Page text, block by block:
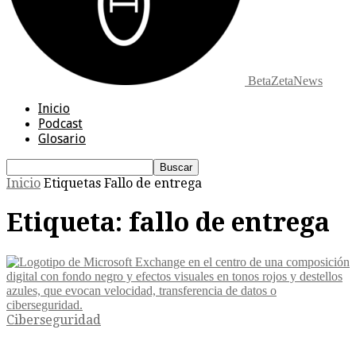
BetaZetaNews
Inicio
Podcast
Glosario
Inicio Etiquetas Fallo de entrega
Etiqueta: fallo de entrega
Ciberseguridad